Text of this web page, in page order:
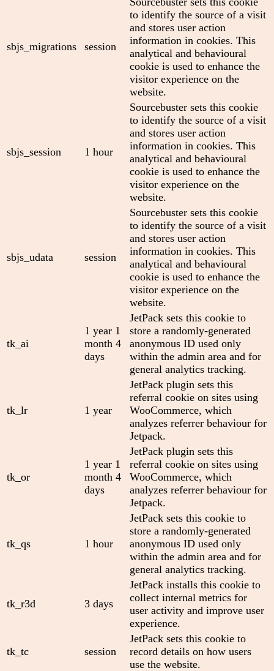
sbjs_migrations session
to identify the source of a visit
and stores user action
information in cookies. This
analytical and behavioural
cookie is used to enhance the
visitor experience on the
website.
sbjs_session 1 hour
Sourcebuster sets this cookie
to identify the source of a visit
and stores user action
information in cookies. This
analytical and behavioural
cookie is used to enhance the
visitor experience on the
website.
sbjs_udata session
Sourcebuster sets this cookie
to identify the source of a visit
and stores user action
information in cookies. This
analytical and behavioural
cookie is used to enhance the
visitor experience on the
website.
tk_ai
1 year 1
month 4
days
JetPack sets this cookie to
store a randomly-generated
anonymous ID used only
within the admin area and for
general analytics tracking.
tk_lr 1 year
JetPack plugin sets this
referral cookie on sites using
WooCommerce, which
analyzes referrer behaviour for
Jetpack.
tk_or
1 year 1
month 4
days
JetPack plugin sets this
referral cookie on sites using
WooCommerce, which
analyzes referrer behaviour for
Jetpack.
tk_qs 1 hour
JetPack sets this cookie to
store a randomly-generated
anonymous ID used only
within the admin area and for
general analytics tracking.
tk_r3d 3 days
JetPack installs this cookie to
collect internal metrics for
user activity and improve user
experience.
tk_tc session
JetPack sets this cookie to
record details on how users
use the website.